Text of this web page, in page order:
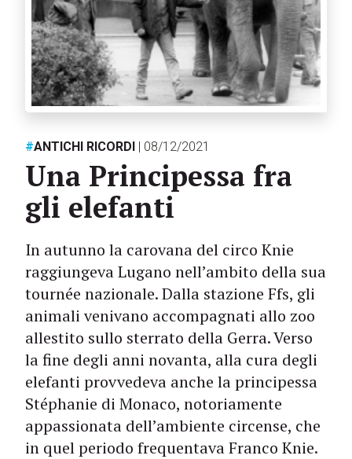
#ANTICHI RICORDI | 08/12/2021
Una Principessa fra
gli elefanti
In autunno la carovana del circo Knie
raggiungeva Lugano nell’ambito della sua
tournée nazionale. Dalla stazione Ffs, gli
animali venivano accompagnati allo zoo
allestito sullo sterrato della Gerra. Verso
la fine degli anni novanta, alla cura degli
elefanti provvedeva anche la principessa
Stéphanie di Monaco, notoriamente
appassionata dell’ambiente circense, che
in quel periodo frequentava Franco Knie.